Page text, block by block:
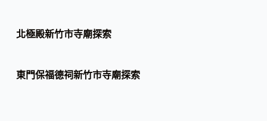
北極殿新竹市寺廟探索
東門保福德祠新竹市寺廟探索